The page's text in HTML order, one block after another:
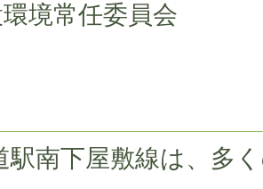
境常任委員会
駅南下屋敷線は、多